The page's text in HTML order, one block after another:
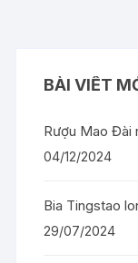
BÀI VIẾT
Rượu Mao Đài
04/12/2024
Bia Tingstao
29/07/2024